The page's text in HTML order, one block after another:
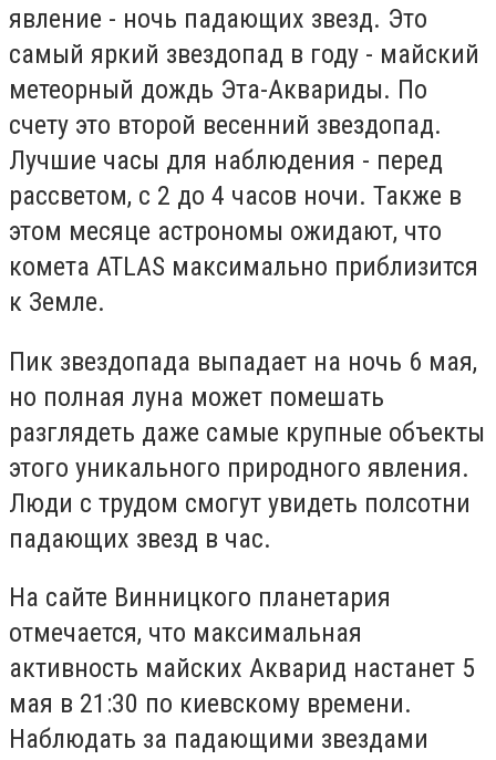
явление - ночь падающих звезд. Это
самый яркий звездопад в году - майский
метеорный дождь Эта-Аквариды. По
счету это второй весенний звездопад.
Лучшие часы для наблюдения - перед
рассветом, с 2 до 4 часов ночи. Также в
этом месяце астрономы ожидают, что
комета ATLAS максимально приблизится
к Земле.
Пик звездопада выпадает на ночь 6 мая,
но полная луна может помешать
разглядеть даже самые крупные объекты
этого уникального природного явления.
Люди с трудом смогут увидеть полсотни
падающих звезд в час.
На сайте Винницкого планетария
отмечается, что максимальная
активность майских Акварид настанет 5
мая в 21:30 по киевскому времени.
Наблюдать за падающими звездами